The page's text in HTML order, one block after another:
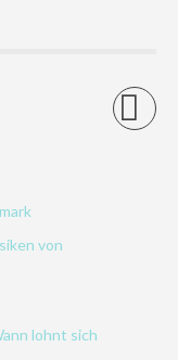
von
lohnt sich